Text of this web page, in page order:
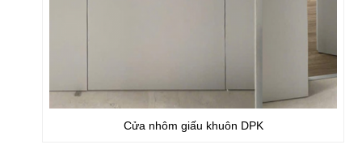
Cửa nhôm giấu khuôn DPK